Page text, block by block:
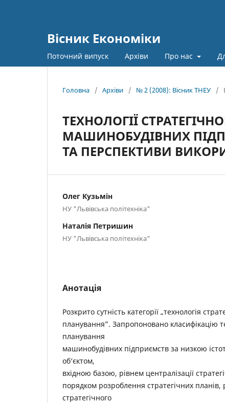
Вісник Економіки
Поточний випуск Архіви Про нас
Головна / Архіви / № 2 (2008): Вісник ТНЕУ /
ТЕХНОЛОГІЇ
МАШИНОБУДІВНИХ
ТА ПЕРСПЕКТИВИ
Олег Кузьмін
НУ "Львівська політехніка"
Наталія Петришин
НУ "Львівська політехніка"
Анотація
Розкрито сутність категорії „технологія
планування”. Запропоновано класифікацію
планування
машинобудівних підприємств за низкою
об‘єктом,
вхідною базою, рівнем централізації
порядком розроблення стратегічних планів,
стратегічного